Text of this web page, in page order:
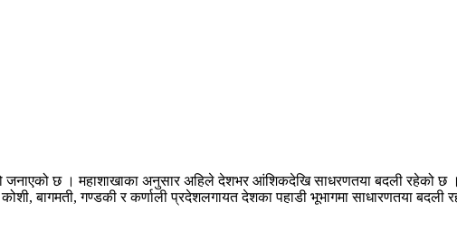
जनाएको छ । महाशाखाका अनुसार अहिले देशभर आंशिकदेखि साधरणतया बदली रहेको छ
बागमती, गण्डकी र कर्णाली प्रदेशलगायत देशका पहाडी भूभागमा साधारणतया बदली